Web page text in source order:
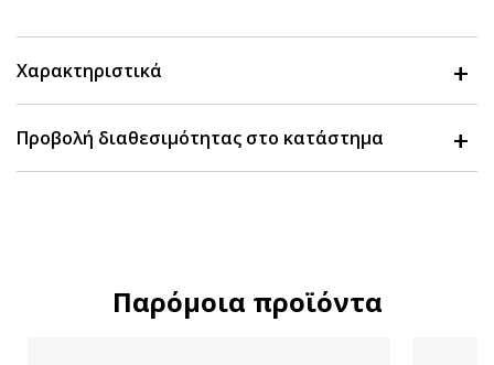
Χαρακτηριστικά
Προβολή διαθεσιμότητας στο κατάστημα
Παρόμοια προϊόντα